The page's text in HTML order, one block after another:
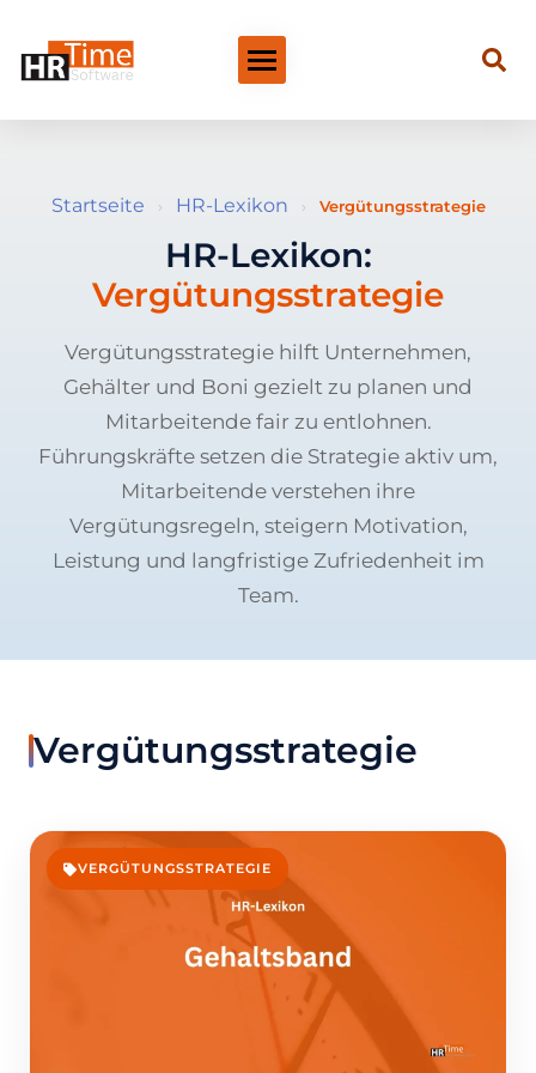
Startseite › HR-Lexikon › Vergütungsstrategie
HR-Lexikon:
Vergütungsstrategie
Vergütungsstrategie hilft Unternehmen,
Gehälter und Boni gezielt zu planen und
Mitarbeitende fair zu entlohnen.
Führungskräfte setzen die Strategie aktiv um,
Mitarbeitende verstehen ihre
Vergütungsregeln, steigern Motivation,
Leistung und langfristige Zufriedenheit im
Team.
Vergütungsstrategie
VERGÜTUNGSSTRATEGIE